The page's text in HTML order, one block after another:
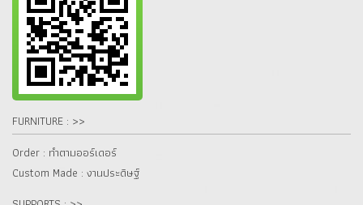
FURNITURE : >>
Order : ทำตามออร์เดอร์
Custom Made : งานประดิษฐ์